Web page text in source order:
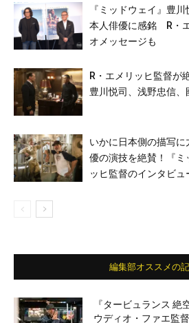
『ミッドウェイ』豊
本人俳優に感銘 R・
オメッセージも
R・エメリッヒ監督が
豊川悦司、浅野忠信
いかに日本側の描写
優の演技を絶賛！『ミ
ッヒ監督のインタビュ
編集部オススメの
『タービュランス 絶
ウディオ・ファエ監